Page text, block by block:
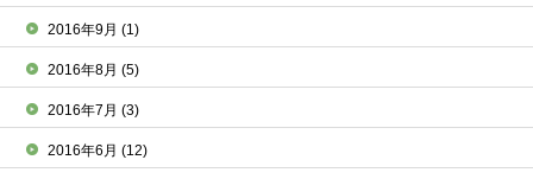
2016年9月(1)
2016年8月(5)
2016年7月(3)
2016年6月(12)